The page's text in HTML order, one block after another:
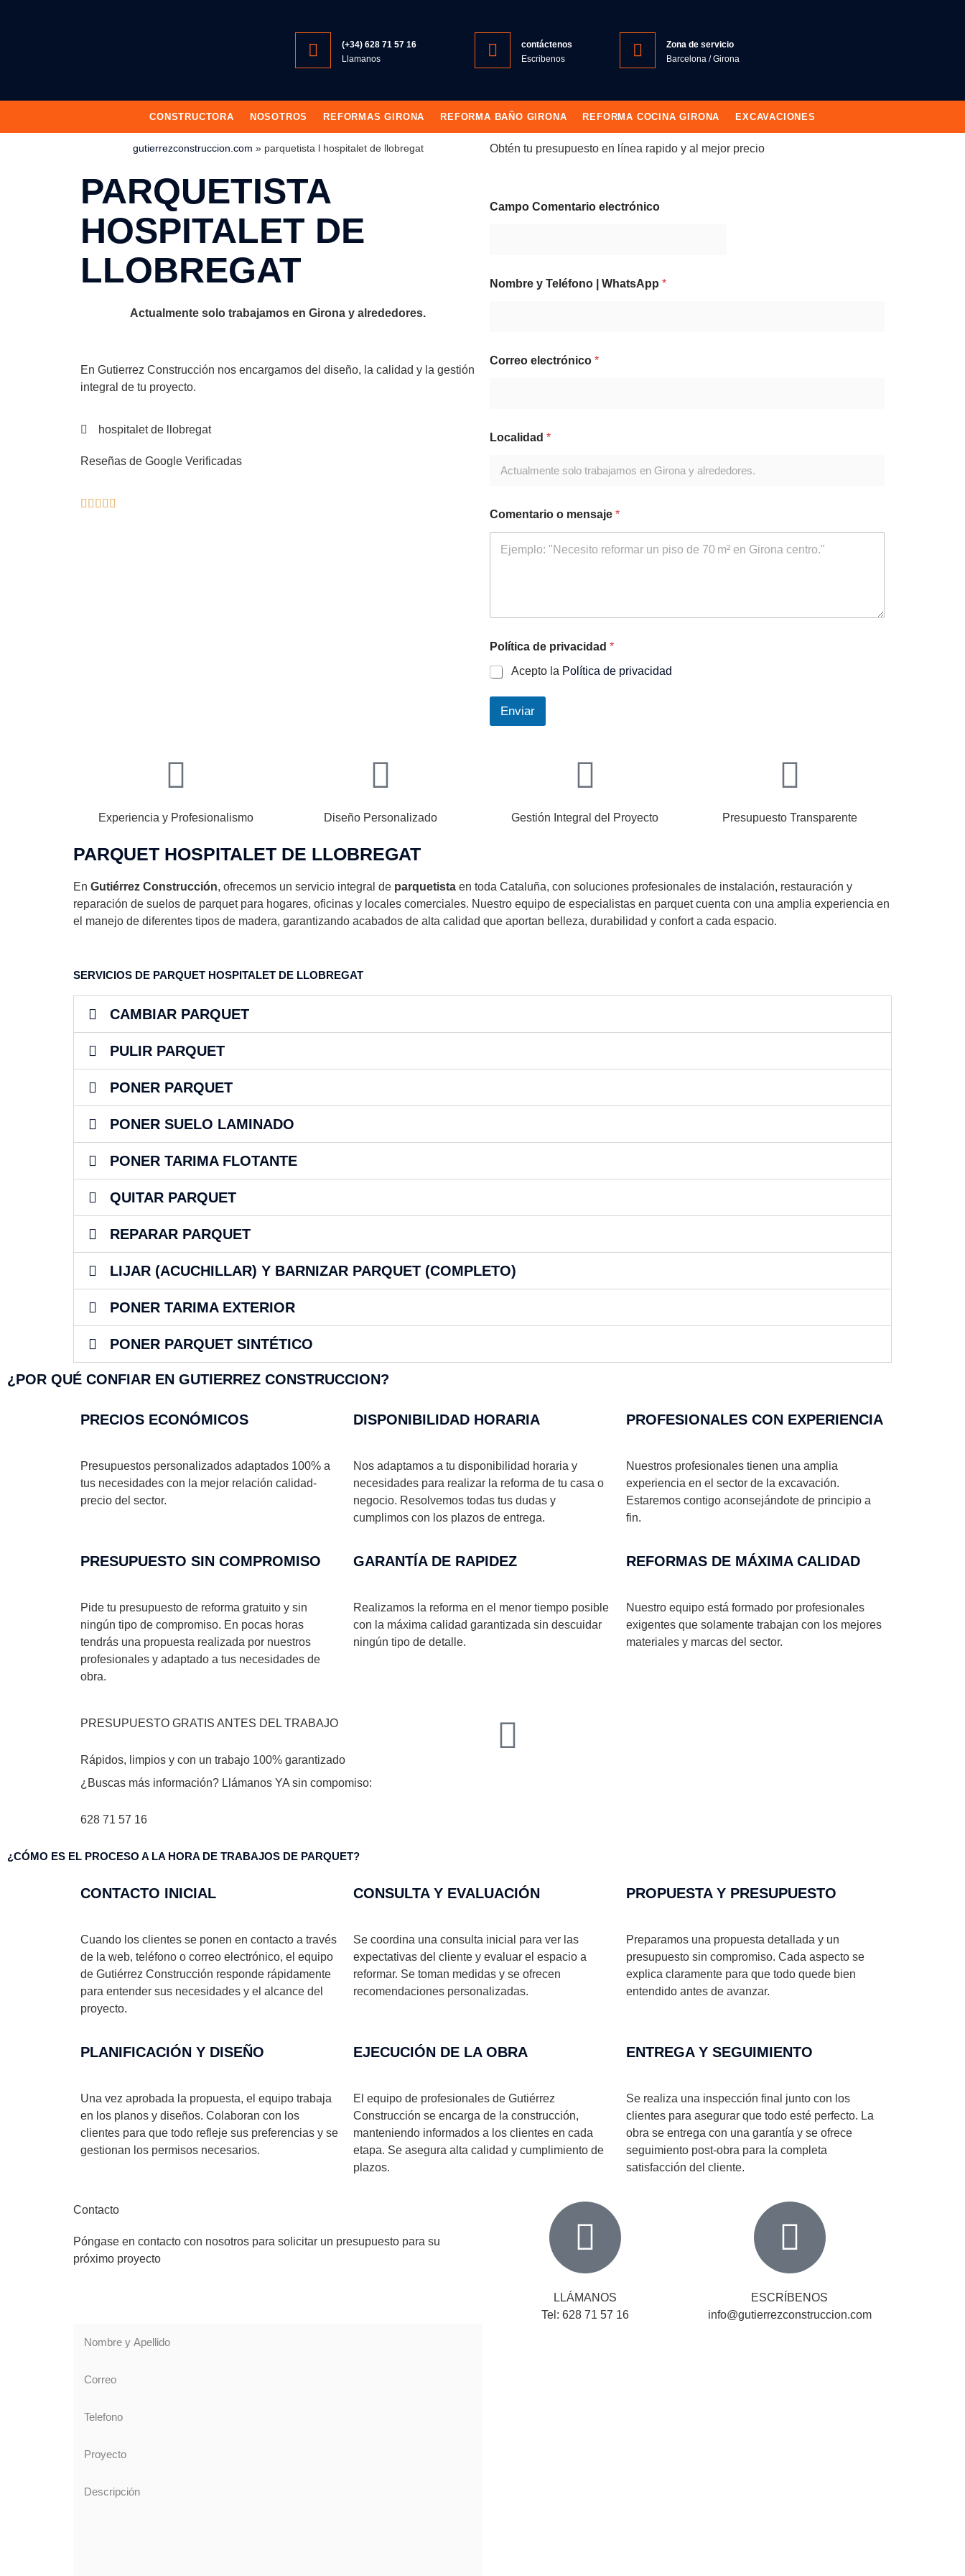
(+34) 628 71 57 16
Llamanos
contáctenos
Escribenos
Zona de servicio
Barcelona / Girona
CONSTRUCTORA NOSOTROS REFORMAS GIRONA REFORMA BAÑO GIRONA REFORMA COCINA GIRONA EXCAVACIONES
gutierrezconstruccion.com » parquetista l hospitalet de llobregat
PARQUETISTA
HOSPITALET DE
LLOBREGAT
Actualmente solo trabajamos en Girona y alrededores.
En Gutierrez Construcción nos encargamos del diseño, la calidad y la gestión
integral de tu proyecto.
hospitalet de llobregat
Reseñas de Google Verificadas
Obtén tu presupuesto en línea rapido y al mejor precio
Campo Comentario electrónico
Nombre y Teléfono | WhatsApp *
Correo electrónico *
Localidad *
Comentario o mensaje *
Política de privacidad *
Acepto la Política de privacidad
Enviar
Experiencia y Profesionalismo Diseño Personalizado Gestión Integral del Proyecto Presupuesto Transparente
PARQUET HOSPITALET DE LLOBREGAT
En Gutiérrez Construcción, ofrecemos un servicio integral de parquetista en toda Cataluña, con soluciones profesionales de instalación, restauración y
reparación de suelos de parquet para hogares, oficinas y locales comerciales. Nuestro equipo de especialistas en parquet cuenta con una amplia experiencia en
el manejo de diferentes tipos de madera, garantizando acabados de alta calidad que aportan belleza, durabilidad y confort a cada espacio.
SERVICIOS DE PARQUET HOSPITALET DE LLOBREGAT
CAMBIAR PARQUET
PULIR PARQUET
PONER PARQUET
PONER SUELO LAMINADO
PONER TARIMA FLOTANTE
QUITAR PARQUET
REPARAR PARQUET
LIJAR (ACUCHILLAR) Y BARNIZAR PARQUET (COMPLETO)
PONER TARIMA EXTERIOR
PONER PARQUET SINTÉTICO
¿POR QUÉ CONFIAR EN GUTIERREZ CONSTRUCCION?​
PRECIOS ECONÓMICOS
Presupuestos personalizados adaptados 100% a
tus necesidades con la mejor relación calidad-
precio del sector.
DISPONIBILIDAD HORARIA
Nos adaptamos a tu disponibilidad horaria y
necesidades para realizar la reforma de tu casa o
negocio. Resolvemos todas tus dudas y
cumplimos con los plazos de entrega.
PROFESIONALES CON EXPERIENCIA​
Nuestros profesionales tienen una amplia
experiencia en el sector de la excavación.
Estaremos contigo aconsejándote de principio a
fin.
PRESUPUESTO SIN COMPROMISO
Pide tu presupuesto de reforma gratuito y sin
ningún tipo de compromiso. En pocas horas
tendrás una propuesta realizada por nuestros
profesionales y adaptado a tus necesidades de
obra.
GARANTÍA DE RAPIDEZ​
Realizamos la reforma en el menor tiempo posible
con la máxima calidad garantizada sin descuidar
ningún tipo de detalle.
REFORMAS DE MÁXIMA CALIDAD
Nuestro equipo está formado por profesionales
exigentes que solamente trabajan con los mejores
materiales y marcas del sector.
PRESUPUESTO GRATIS ANTES DEL TRABAJO
Rápidos, limpios y con un trabajo 100% garantizado
¿Buscas más información? Llámanos YA sin compomiso:
628 71 57 16
¿CÓMO ES EL PROCESO A LA HORA DE TRABAJOS DE PARQUET?
CONTACTO INICIAL
Cuando los clientes se ponen en contacto a través
de la web, teléfono o correo electrónico, el equipo
de Gutiérrez Construcción responde rápidamente
para entender sus necesidades y el alcance del
proyecto.
CONSULTA Y EVALUACIÓN
Se coordina una consulta inicial para ver las
expectativas del cliente y evaluar el espacio a
reformar. Se toman medidas y se ofrecen
recomendaciones personalizadas.
PROPUESTA Y PRESUPUESTO
Preparamos una propuesta detallada y un
presupuesto sin compromiso. Cada aspecto se
explica claramente para que todo quede bien
entendido antes de avanzar.
PLANIFICACIÓN Y DISEÑO
Una vez aprobada la propuesta, el equipo trabaja
en los planos y diseños. Colaboran con los
clientes para que todo refleje sus preferencias y se
gestionan los permisos necesarios.
EJECUCIÓN DE LA OBRA
El equipo de profesionales de Gutiérrez
Construcción se encarga de la construcción,
manteniendo informados a los clientes en cada
etapa. Se asegura alta calidad y cumplimiento de
plazos.
ENTREGA Y SEGUIMIENTO
Se realiza una inspección final junto con los
clientes para asegurar que todo esté perfecto. La
obra se entrega con una garantía y se ofrece
seguimiento post-obra para la completa
satisfacción del cliente.
Contacto
Póngase en contacto con nosotros para solicitar un presupuesto para su
próximo proyecto
LLÁMANOS
Tel: 628 71 57 16
ESCRÍBENOS
info@gutierrezconstruccion.com